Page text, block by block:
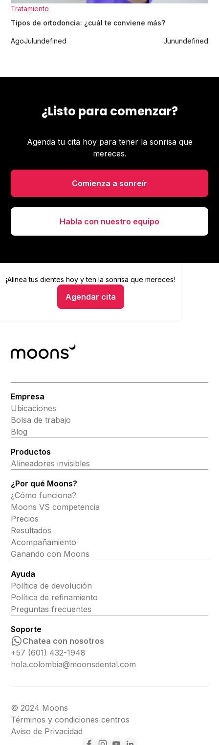
Tratamiento
Tipos de ortodoncia: ¿cuál te conviene más?
AgoJulundefined Junundefined
¿Listo para comenzar?
Agenda tu cita hoy para tener la sonrisa que
mereces.
Comienza a sonreír
Habla con nuestro equipo
¡Alinea tus dientes hoy yten la sonrisa que mereces!
Agendar cita
Alinea tus dientes hoy y ten la sonrisa que mereces
Hablar con un asesor
Empresa
Ubicaciones
Bolsa de trabajo
Blog
Productos
Alineadores invisibles
¿Por qué Moons?
¿Cómo funciona?
Moons VS competencia
Precios
Resultados
Acompañamiento
Ganando con Moons
Ayuda
Política de devolución
Política de refinamiento
Preguntas frecuentes
Soporte
Chatea con nosotros
+57 (601) 432-1948
hola.colombia@moonsdental.com
© 2024 Moons
Términos y condiciones centros
Aviso de Privacidad